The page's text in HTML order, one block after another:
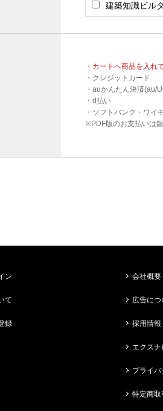
建築知識ビル
カートへ商品を入れ
・クレジットカード
・auかんたん決済(au/
・d払い
・ソフトバンク・ワイ
※PDF版のお支払いは
ン
て
録
会社概要
広告につ
採用情報
エクスナ
プライ
特定商取